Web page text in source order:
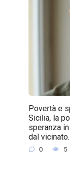
Povertà e
Sicilia, la
speranza
dal vicinato.
0 5